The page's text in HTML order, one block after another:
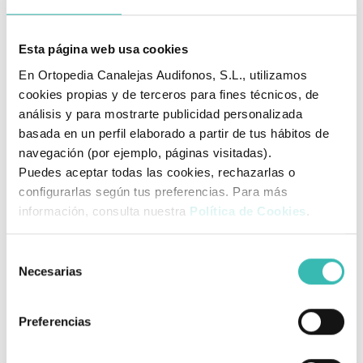
Esta página web usa cookies
En Ortopedia Canalejas Audifonos, S.L., utilizamos
cookies propias y de terceros para fines técnicos, de
análisis y para mostrarte publicidad personalizada
basada en un perfil elaborado a partir de tus hábitos de
navegación (por ejemplo, páginas visitadas).
Puedes aceptar todas las cookies, rechazarlas o
configurarlas según tus preferencias. Para más
información, consulta nuestra Política de Cookies .
Necesarias
Preferencias
Material exterior (tapizado) Colchoneta extraíble.
Lavable
Sí. Colchoneta lavable a
Medidas de plegado
280 x 820 x 590 m.m.
(largo, alto, ancho)
Medidas exteriores
840 x 800-1090 x 590 mm.
(largo, alto, ancho)
Accesorios incluidos
Cesta, Capota y
7,1 kg Chasis + 3,3 kg Silla
¿Qué es una Faja Lumbar? Ventajas, Tipos y Precios